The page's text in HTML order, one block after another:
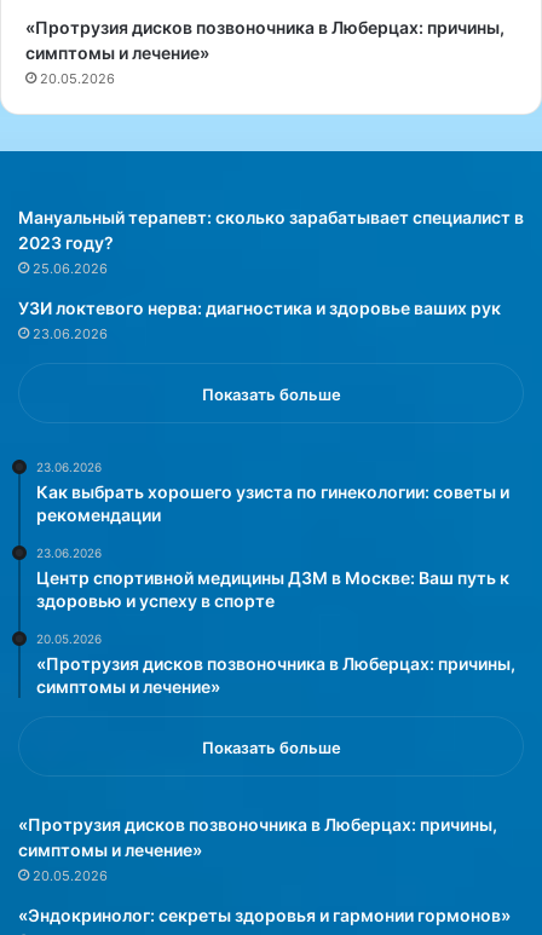
с
е
«Протрузия дисков позвоночника в Люберцах: причины,
симптомы и лечение»
20.05.2026
Мануальный терапевт: сколько зарабатывает специалист в
2023 году?
25.06.2026
УЗИ локтевого нерва: диагностика и здоровье ваших рук
23.06.2026
Показать больше
23.06.2026
Как выбрать хорошего узиста по гинекологии: советы и
рекомендации
23.06.2026
Центр спортивной медицины ДЗМ в Москве: Ваш путь к
здоровью и успеху в спорте
20.05.2026
«Протрузия дисков позвоночника в Люберцах: причины,
симптомы и лечение»
Показать больше
«Протрузия дисков позвоночника в Люберцах: причины,
симптомы и лечение»
20.05.2026
«Эндокринолог: секреты здоровья и гармонии гормонов»